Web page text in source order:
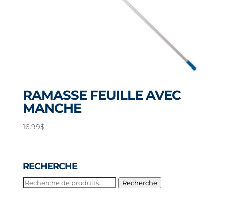
RAMASSE FEUILLE AVEC
MANCHE
16.99$
RECHERCHE
Recherche
Recherche